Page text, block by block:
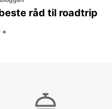
råd til roadtrip
+